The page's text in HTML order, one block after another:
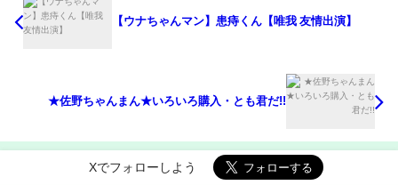
【ウナちゃんマン】患痔くん【唯我 友情出演】
★佐野ちゃんまん★いろいろ購入・とも君だ!!
Xでフォローしよう